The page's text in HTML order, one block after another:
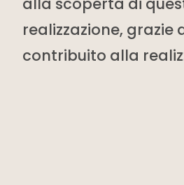
realizzazione, grazie
contribuito alla